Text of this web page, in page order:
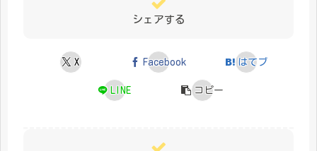
シェアする
X Facebook はてブ
LINE コピー